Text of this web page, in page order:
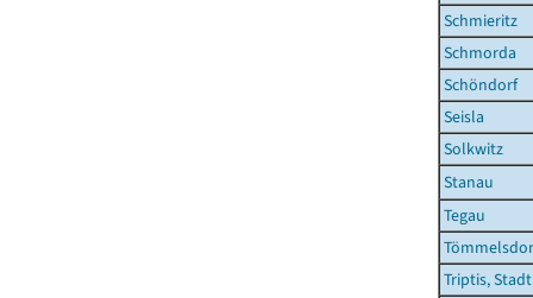
Schmieritz
Schmorda
Schöndorf
Seisla
Solkwitz
Stanau
Tegau
Triptis, Stadt